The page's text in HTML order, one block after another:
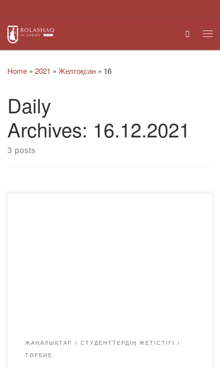
Search
Home » 2021 » Желтоқсан » 16
Daily
Archives: 16.12.2021
3 posts
ЖАҢАЛЫҚТАР СТУДЕНТТЕРДІҢ ЖЕТІСТІГІ
ТӘРБИЕ